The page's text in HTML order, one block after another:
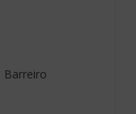
Barreiro